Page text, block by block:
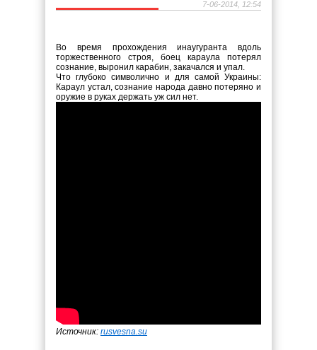
7-06-2014, 12:54
Во время прохождения инаугуранта вдоль
торжественного строя, боец караула потерял
сознание, выронил карабин, закачался и упал.
Что глубоко символично и для самой Украины:
Караул устал, сознание народа давно потеряно и
оружие в руках держать уж сил нет.
Источник: rusvesna.su